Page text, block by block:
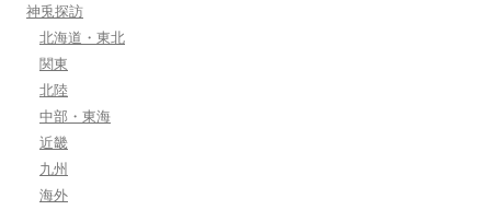
神兎探訪
北海道・東北
関東
北陸
中部・東海
近畿
九州
海外